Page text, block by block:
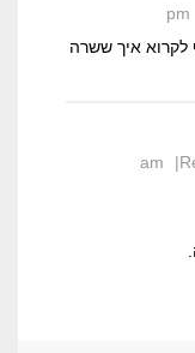
לקרוא איך ששרה